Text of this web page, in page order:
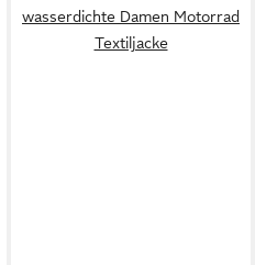
wasserdichte Damen Motorrad
Textiljacke